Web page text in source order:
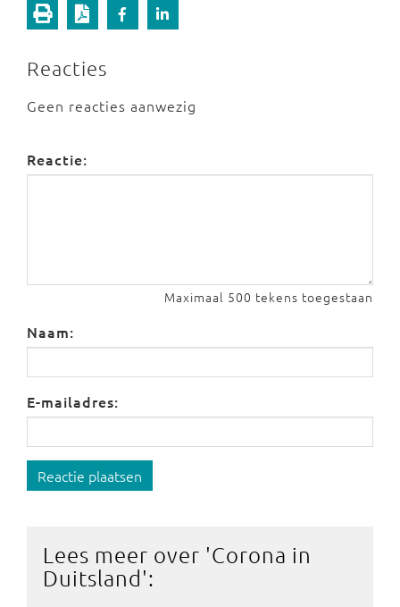
Reacties
Geen reacties aanwezig
Reactie:
Maximaal 500 tekens toegestaan
Naam:
E-mailadres:
Reactie plaatsen
Lees meer over 'Corona in
Duitsland':